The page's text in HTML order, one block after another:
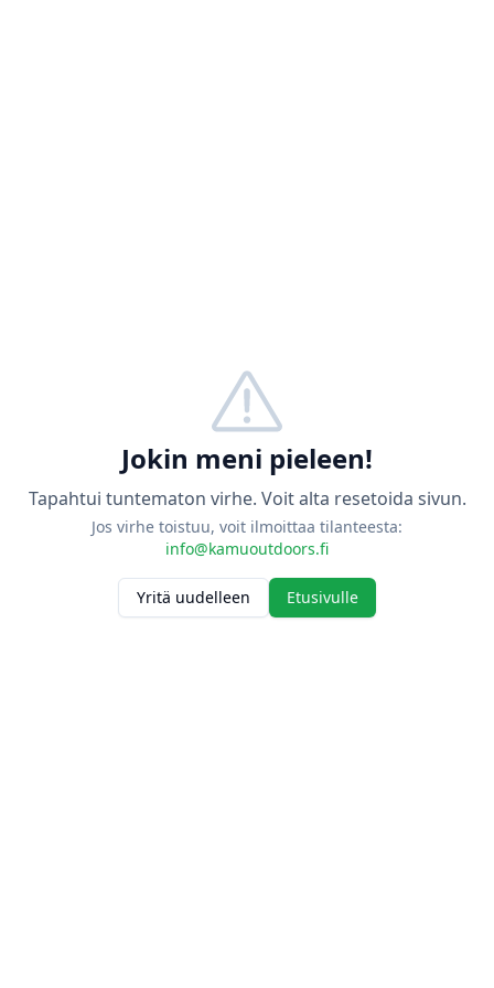
Jokin meni pieleen!
Tapahtui tuntematon virhe. Voit alta resetoida sivun.
Jos virhe toistuu, voit ilmoittaa tilanteesta:
info@kamuoutdoors.fi
Yritä uudelleen Etusivulle